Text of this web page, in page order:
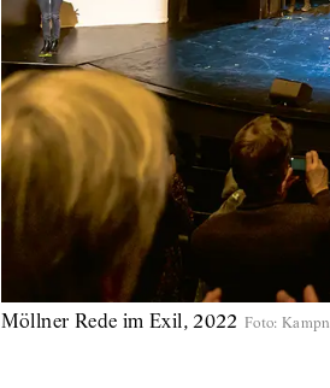
Möllner Rede im Exil, 2022 Foto: